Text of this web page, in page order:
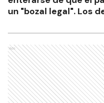
un "bozal legal". Los
Ads